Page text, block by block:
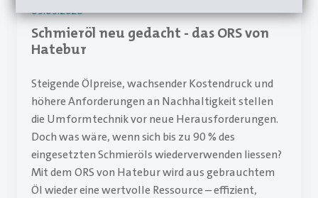
05.05.2026
Schmieröl neu gedacht - das ORS von
Hatebur
Steigende Ölpreise, wachsender Kostendruck und
höhere Anforderungen an Nachhaltigkeit stellen
die Umformtechnik vor neue Herausforderungen.
Doch was wäre, wenn sich bis zu 90 % des
eingesetzten Schmieröls wiederverwenden liessen?
Mit dem ORS von Hatebur wird aus gebrauchtem
Öl wieder eine wertvolle Ressource – effizient,